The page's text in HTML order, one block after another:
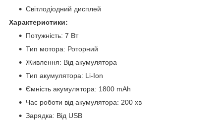
Світлодіодний дисплей
Характеристики:
Потужність: 7 Вт
Тип мотора: Роторний
Живлення: Від акумулятора
Тип акумулятора: Li-Ion
Ємність акумулятора: 1800 mAh
Час роботи від акумулятора: 200 хв
Зарядка: Від USB